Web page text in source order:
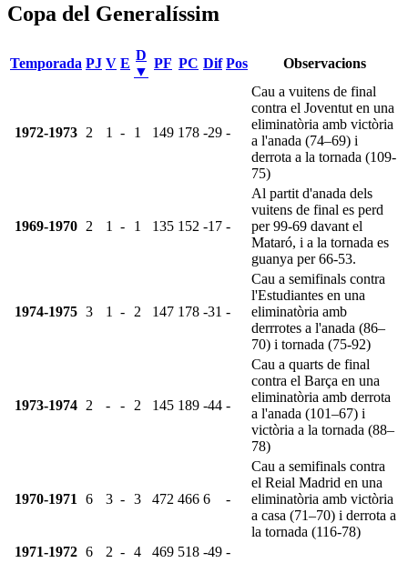
Copa del Generalíssim
Temporada PJ V E
D
▼
PF PC Dif Pos Observacions
1972-1973 2 1 - 1 149 178 -29 -
Cau a vuitens de final
contra el Joventut en una
eliminatòria amb victòria
a l'anada (74–69) i
derrota a la tornada (109-
75)
1969-1970 2 1 - 1 135 152 -17 -
Al partit d'anada dels
vuitens de final es perd
per 99-69 davant el
Mataró, i a la tornada es
guanya per 66-53.
1974-1975 3 1 - 2 147 178 -31 -
Cau a semifinals contra
l'Estudiantes en una
eliminatòria amb
derrrotes a l'anada (86–
70) i tornada (75-92)
1973-1974 2 - - 2 145 189 -44 -
Cau a quarts de final
contra el Barça en una
eliminatòria amb derrota
a l'anada (101–67) i
victòria a la tornada (88–
78)
1970-1971 6 3 - 3 472 466 6 -
Cau a semifinals contra
el Reial Madrid en una
eliminatòria amb victòria
a casa (71–70) i derrota a
la tornada (116-78)
1971-1972 6 2 - 4 469 518 -49 -